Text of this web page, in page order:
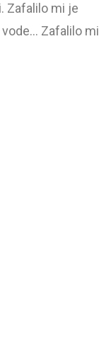
Zafalilo mi je
Zafalilo mi